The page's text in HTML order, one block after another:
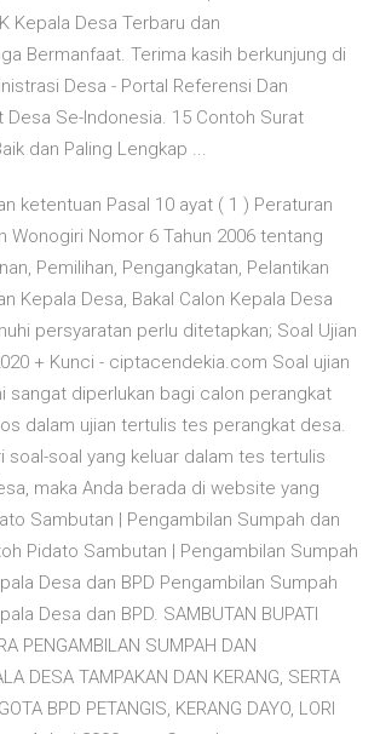
Kepala Desa Terbaru dan
Bermanfaat. Terima kasih berkunjung di
Desa - Portal Referensi Dan
Desa Se-Indonesia. 15 Contoh Surat
dan Paling Lengkap ...
ketentuan Pasal 10 ayat ( 1 ) Peraturan
Wonogiri Nomor 6 Tahun 2006 tentang
Pemilihan, Pengangkatan, Pelantikan
Kepala Desa, Bakal Calon Kepala Desa
persyaratan perlu ditetapkan; Soal Ujian
+ Kunci - ciptacendekia.com Soal ujian
sangat diperlukan bagi calon perangkat
dalam ujian tertulis tes perangkat desa.
soal-soal yang keluar dalam tes tertulis
maka Anda berada di website yang
Sambutan | Pengambilan Sumpah dan
Pidato Sambutan | Pengambilan Sumpah
Desa dan BPD Pengambilan Sumpah
Desa dan BPD. SAMBUTAN BUPATI
PENGAMBILAN SUMPAH DAN
DESA TAMPAKAN DAN KERANG, SERTA
BPD PETANGIS, KERANG DAYO, LORI